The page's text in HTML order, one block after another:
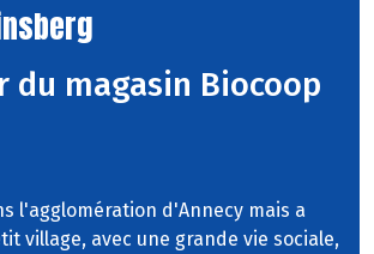
du magasin Biocoop
l'agglomération d'Annecy mais a
village, avec une grande vie sociale,